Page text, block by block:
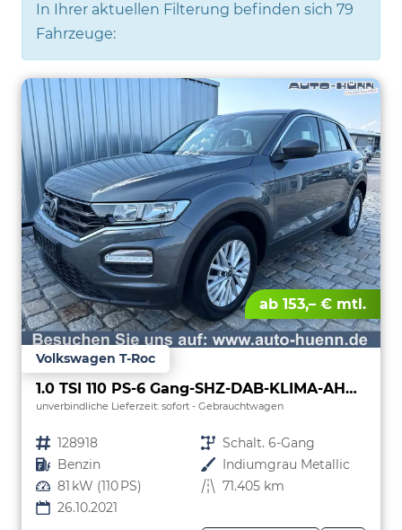
In Ihrer aktuellen Filterung befinden sich 79
Fahrzeuge:
ab 153,– € mtl.
Volkswagen T-Roc
1.0 TSI 110 PS-6 Gang-SHZ-DAB-KLIMA-AHK-2xPDC-16"Alu-Sofort
unverbindliche Lieferzeit: sofort Gebrauchtwagen
Fahrzeugnr. 128918 Getriebe Schalt. 6-Gang
Kraftstoff Benzin Außenfarbe Indiumgrau Metallic
Leistung 81 kW (110 PS) Kilometerstand 71.405 km
26.10.2021